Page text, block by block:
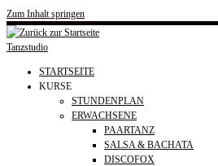
Zum Inhalt springen
Tanzstudio
STARTSEITE
KURSE
STUNDENPLAN
ERWACHSENE
PAARTANZ
SALSA & BACHATA
DISCOFOX